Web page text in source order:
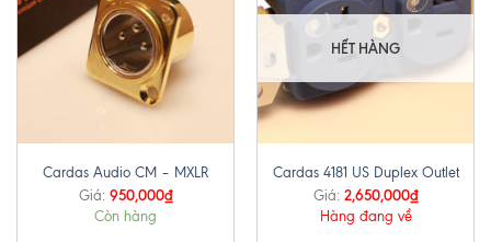
Cardas Audio CM – MXLR
Giá: 950,000₫
Còn hàng
HẾT HÀNG
Cardas 4181 US Duplex Outlet
Giá: 2,650,000₫
Hàng đang về